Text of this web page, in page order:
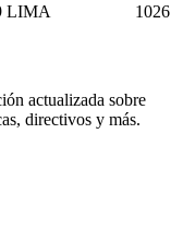
LIMA
actualizada sobre
directivos y más.